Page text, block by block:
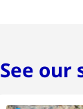
See our